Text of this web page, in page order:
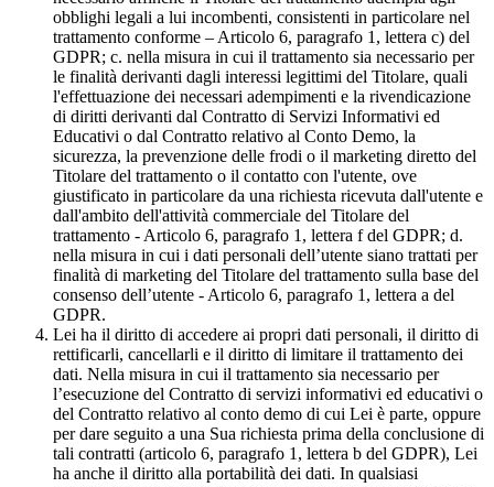
obblighi legali a lui incombenti, consistenti in particolare nel
trattamento conforme – Articolo 6, paragrafo 1, lettera c) del
GDPR; c. nella misura in cui il trattamento sia necessario per
le finalità derivanti dagli interessi legittimi del Titolare, quali
l'effettuazione dei necessari adempimenti e la rivendicazione
di diritti derivanti dal Contratto di Servizi Informativi ed
Educativi o dal Contratto relativo al Conto Demo, la
sicurezza, la prevenzione delle frodi o il marketing diretto del
Titolare del trattamento o il contatto con l'utente, ove
giustificato in particolare da una richiesta ricevuta dall'utente e
dall'ambito dell'attività commerciale del Titolare del
trattamento - Articolo 6, paragrafo 1, lettera f del GDPR; d.
nella misura in cui i dati personali dell’utente siano trattati per
finalità di marketing del Titolare del trattamento sulla base del
consenso dell’utente - Articolo 6, paragrafo 1, lettera a del
GDPR.
Lei ha il diritto di accedere ai propri dati personali, il diritto di
rettificarli, cancellarli e il diritto di limitare il trattamento dei
dati. Nella misura in cui il trattamento sia necessario per
l’esecuzione del Contratto di servizi informativi ed educativi o
del Contratto relativo al conto demo di cui Lei è parte, oppure
per dare seguito a una Sua richiesta prima della conclusione di
tali contratti (articolo 6, paragrafo 1, lettera b del GDPR), Lei
ha anche il diritto alla portabilità dei dati. In qualsiasi